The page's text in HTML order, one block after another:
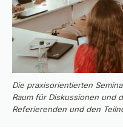
Die praxisorientierten
Raum für Diskussionen und
Referierenden und den